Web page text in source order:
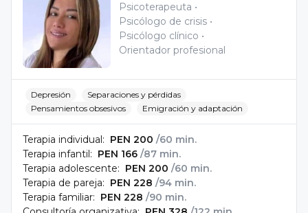
Servicios
Foro
Para los psicólogos
Sobre terappio
Preguntas y respuestas
office@terappio.com
Psicoterapeuta
Psicólogo de crisis
Psicólogo clínico
Orientador profesional
Depresión
Separaciones y pérdidas
Pensamientos obsesivos
Emigración y adaptación
Terapia individual: PEN 200 /60 min.
Terapia infantil: PEN 166 /87 min.
Terapia adolescente: PEN 200 /60 min.
Terapia de pareja: PEN 228 /94 min.
Terapia familiar: PEN 228 /90 min.